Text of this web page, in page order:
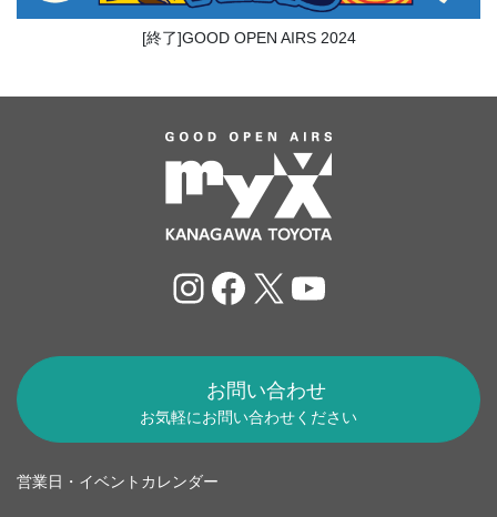
[終了]GOOD OPEN AIRS 2024
Instagram
Facebook
X YouTube
お問い合わせ
お気軽にお問い合わせください
営業日・イベントカレンダー